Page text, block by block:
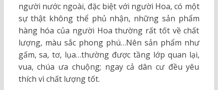
người nước ngoài, đặc biệt với người Hoa, có một
sự thật không thể phủ nhận, những sản phẩm
hàng hóa của người Hoa thường rất tốt về chất
lượng, màu sắc phong phú…Nên sản phẩm như
gấm, sa, tơ, lụa…thường được tầng lớp quan lại,
vua, chúa ưa chuộng; ngay cả dân cư đều yêu
thích vì chất lượng tốt.